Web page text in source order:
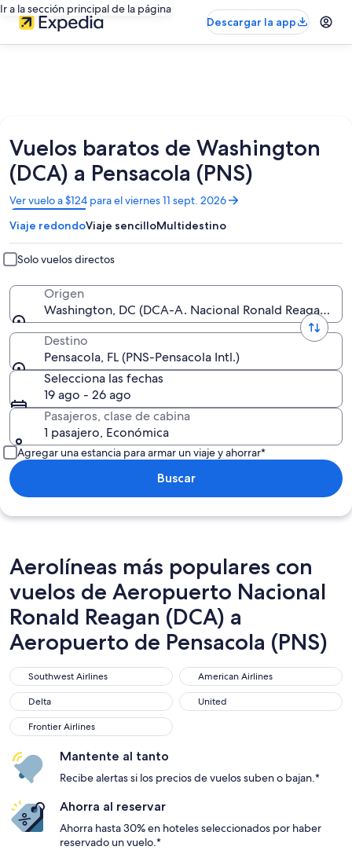
Ir a la sección principal de la página
Descargar la app
Vuelos baratos de Washington
(DCA) a Pensacola (PNS)
Ver vuelo a $124 para el viernes 11 sept. 2026
Se
abrirá
en
una
nueva
ventana
Viaje redondoViaje sencilloMultidestino
Solo vuelos directos
Origen
Washington, DC (DCA-A. Nacional Ronald Reagan de
Destino
Pensacola, FL (PNS-Pensacola Intl.)
Selecciona las fechas
19 ago - 26 ago
Pasajeros, clase de cabina
1 pasajero, Económica
Agregar una estancia para armar un viaje y ahorrar*
Buscar
Aerolíneas más populares con
vuelos de Aeropuerto Nacional
Ronald Reagan (DCA) a
Aeropuerto de Pensacola (PNS)
Southwest Airlines
Southwest Airlines American Airlines
American Airlines
Delta
Delta United
United
Frontier Airlines
Frontier Airlines
Mantente al tanto
Recibe alertas si los precios de vuelos suben o bajan.*
Ahorra al reservar
Ahorra hasta 30% en hoteles seleccionados por haber
reservado un vuelo.*